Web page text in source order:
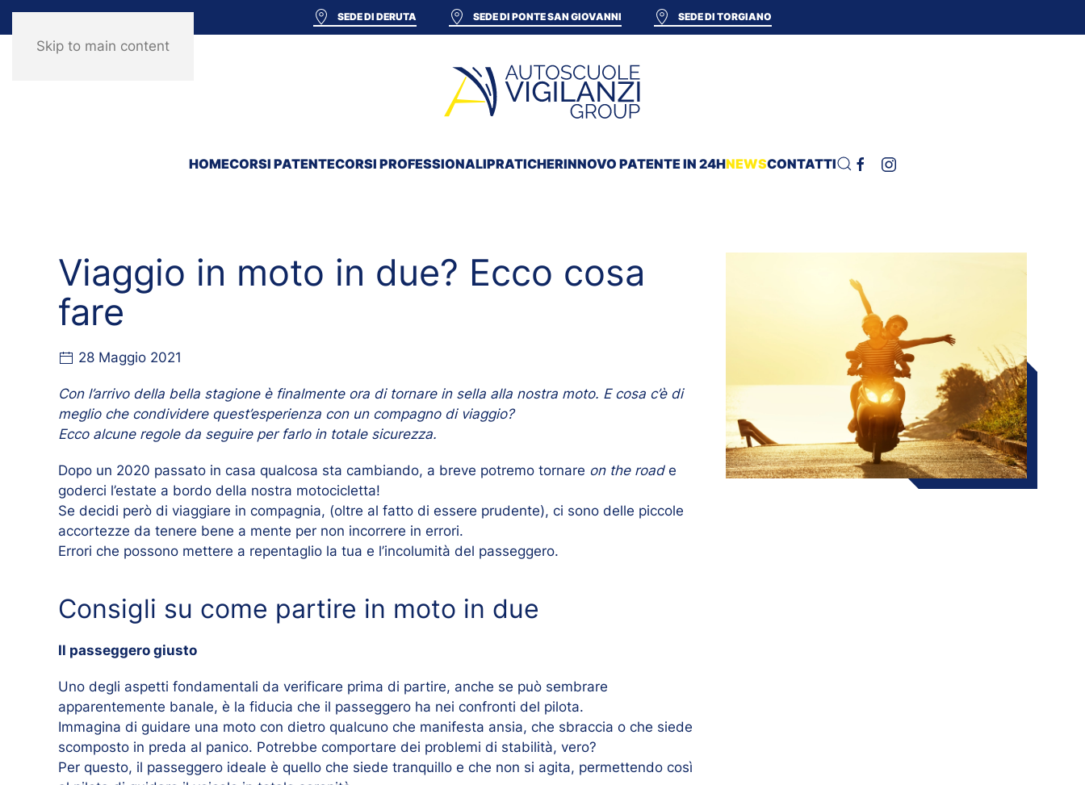
Skip to main content
SEDE DI DERUTA SEDE DI PONTE SAN GIOVANNI SEDE DI TORGIANO
HOMECORSI PATENTECORSI PROFESSIONALIPRATICHERINNOVO PATENTE IN 24HNEWSCONTATTI
Viaggio in moto in due? Ecco cosa
fare
28 Maggio 2021
Con l’arrivo della bella stagione è finalmente ora di tornare in sella alla nostra moto. E cosa c’è di
meglio che condividere quest’esperienza con un compagno di viaggio?
Ecco alcune regole da seguire per farlo in totale sicurezza.
Dopo un 2020 passato in casa qualcosa sta cambiando, a breve potremo tornare on the road e
goderci l’estate a bordo della nostra motocicletta!
Se decidi però di viaggiare in compagnia, (oltre al fatto di essere prudente), ci sono delle piccole
accortezze da tenere bene a mente per non incorrere in errori.
Errori che possono mettere a repentaglio la tua e l’incolumità del passeggero.
Consigli su come partire in moto in due
Il passeggero giusto
Uno degli aspetti fondamentali da verificare prima di partire, anche se può sembrare
apparentemente banale, è la fiducia che il passeggero ha nei confronti del pilota.
Immagina di guidare una moto con dietro qualcuno che manifesta ansia, che sbraccia o che siede
scomposto in preda al panico. Potrebbe comportare dei problemi di stabilità, vero?
Per questo, il passeggero ideale è quello che siede tranquillo e che non si agita, permettendo così